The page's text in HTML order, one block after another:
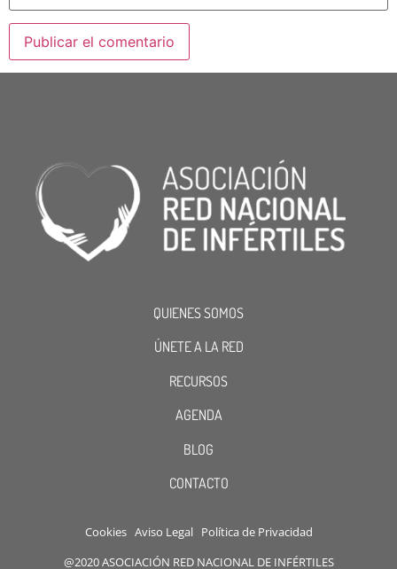
QUIENES SOMOS
ÚNETE A LA RED
RECURSOS
AGENDA
BLOG
CONTACTO
Cookies Aviso Legal Política de Privacidad
@2020 ASOCIACIÓN RED NACIONAL DE INFÉRTILES